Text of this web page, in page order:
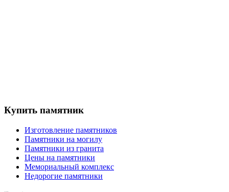
Купить памятник
Изготовление памятников
Памятники на могилу
Памятники из гранита
Цены на памятники
Мемориальный комплекс
Недорогие памятники